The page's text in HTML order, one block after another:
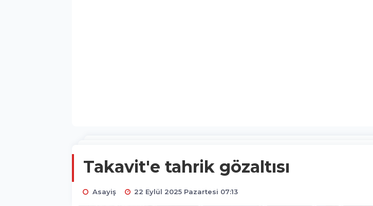
Takavit'e tahrik gözaltısı
Asayiş 22 Eylül 2025 Pazartesi 07:13